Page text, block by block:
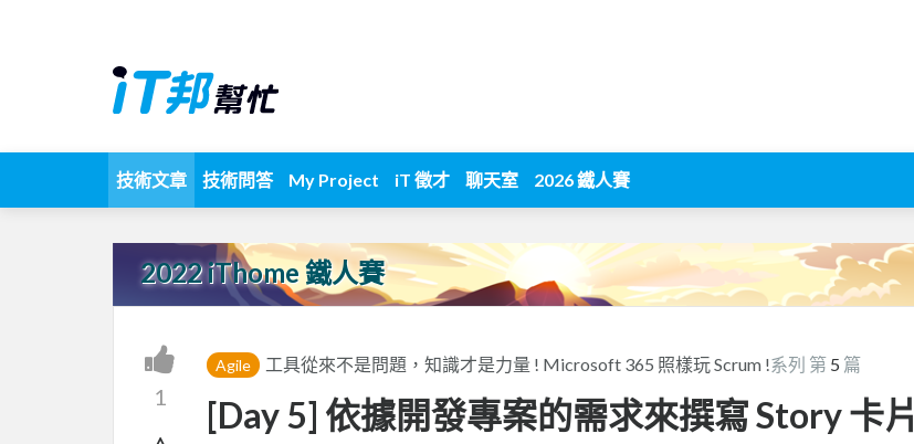
技術文章 技術問答 My Project iT 徵才 聊天室 2026 鐵人賽
2022 iThome 鐵人賽
1
Agile 工具從來不是問題，知識才是力量 ! Microsoft 365 照樣玩 Scrum !系列 第 5 篇
[Day 5] 依據開發專案的需求來撰寫 Story 卡片